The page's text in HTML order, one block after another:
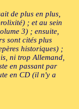
de plus en plus,
; et au sein
3) ; ensuite,
sont cités plus
historiques) ;
ni trop Allemand,
en passant par
en CD (il n'y a